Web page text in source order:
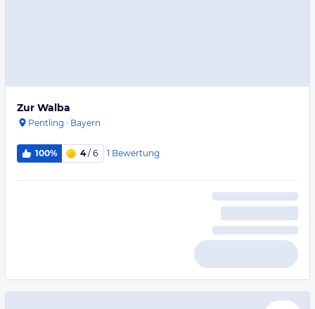
Zur Walba
Pentling · Bayern
100% 4/ 6 1 Bewertung